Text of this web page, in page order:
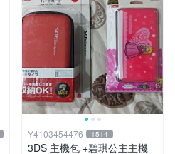
Y4103454476 1514
3DS 主機包 +碧琪公主主機